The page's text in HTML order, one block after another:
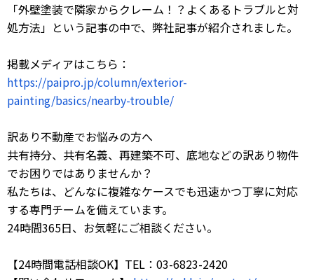
「外壁塗装で隣家からクレーム！？よくあるトラブルと対
処方法」 という記事の中で、弊社記事が紹介されました。
掲載メディアはこちら：
https://paipro.jp/column/exterior-
painting/basics/nearby-trouble/
訳あり不動産でお悩みの方へ
共有持分、共有名義、再建築不可、底地などの訳あり物件
でお困りではありませんか？
私たちは、どんなに複雑なケースでも迅速かつ丁寧に対応
する専門チームを備えています。
24時間365日、お気軽にご相談ください。
【24時間電話相談OK】TEL：03-6823-2420